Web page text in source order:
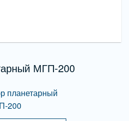
МГП-200